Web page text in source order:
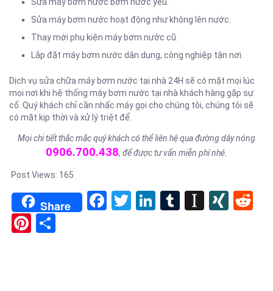
Sửa máy bơm nước bơm nước yếu.
Sửa máy bơm nước hoạt động như không lên nước.
Thay mới phụ kiện máy bơm nước cũ.
Lắp đặt máy bơm nước dân dụng, công nghiệp tận nơi.
Dịch vụ sửa chữa máy bơm nước tại nhà 24H sẽ có mặt mọi lúc
mọi nơi khi hệ thống máy bơm nước tại nhà khách hàng gặp sự
cố. Quý khách chỉ cần nhấc máy gọi cho chúng tôi, chúng tôi sẽ
có mặt kịp thời và xử lý triệt để.
Mọi chi tiết thắc mắc quý khách có thể liên hệ qua đường dây nóng
0906.700.438, để được tư vấn miễn phí nhé.
Post Views: 165
Share Facebook
TwitterLinkedIn
Tumblr
Pinterest